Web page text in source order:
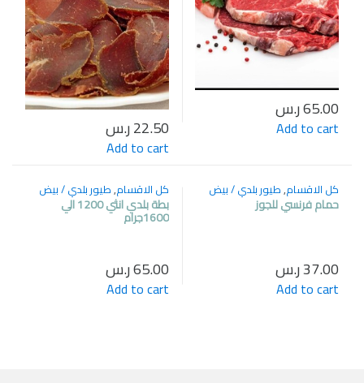
65.00ر.س
Add to cart
22.50ر.س
Add to cart
كل الاقسام,طيور بلدي / بيض
حمام فرنسي للجوز
37.00ر.س
Add to cart
كل الاقسام,طيور بلدي / بيض
بطة بلدي انثي 1200 الي
1600جرام
65.00ر.س
Add to cart